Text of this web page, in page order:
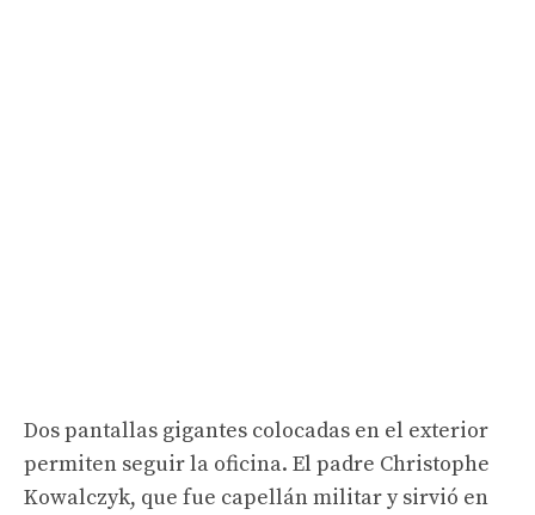
Dos pantallas gigantes colocadas en el exterior
permiten seguir la oficina. El padre Christophe
Kowalczyk, que fue capellán militar y sirvió en